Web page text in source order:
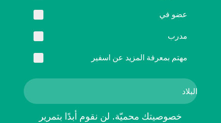
عضو في
مدرب
مهتم بمعرفة المزيد عن اسفير
خصوصيتك محميّة. لن نقوم أبدًا بتمرير